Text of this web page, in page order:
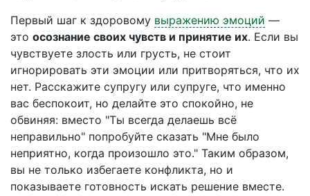
Первый шаг к здоровому выражению эмоций —
это осознание своих чувств и принятие их. Если вы
чувствуете злость или грусть, не стоит
игнорировать эти эмоции или притворяться, что их
нет. Расскажите супругу или супруге, что именно
вас беспокоит, но делайте это спокойно, не
обвиняя: вместо "Ты всегда делаешь всё
неправильно" попробуйте сказать "Мне было
неприятно, когда произошло это." Таким образом,
вы не только избегаете конфликта, но и
показываете готовность искать решение вместе.